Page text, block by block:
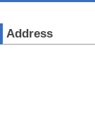
Address